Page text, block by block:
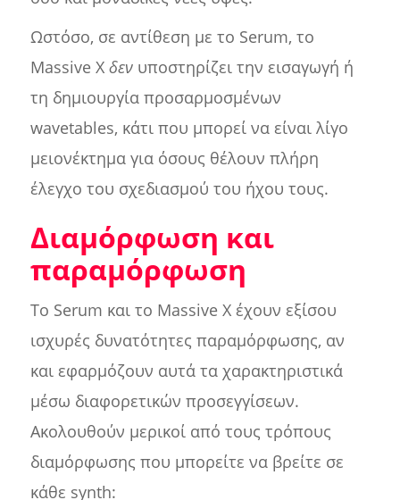
Ωστόσο, σε αντίθεση με το Serum, το
Massive X δενυποστηρίζει την εισαγωγή ή
τη δημιουργία προσαρμοσμένων
wavetables, κάτι που μπορεί να είναι λίγο
μειονέκτημα για όσους θέλουν πλήρη
έλεγχο του σχεδιασμού του ήχου τους.
Διαμόρφωση και
παραμόρφωση
Το Serum και το Massive X έχουν εξίσου
ισχυρές δυνατότητες παραμόρφωσης, αν
και εφαρμόζουν αυτά τα χαρακτηριστικά
μέσω διαφορετικών προσεγγίσεων.
Ακολουθούν μερικοί από τους τρόπους
διαμόρφωσης που μπορείτε να βρείτε σε
κάθε synth: